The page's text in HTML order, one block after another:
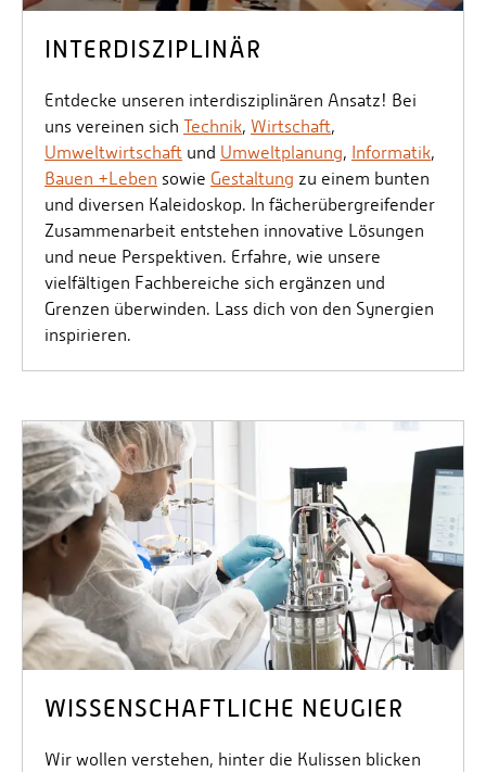
INTERDISZIPLINÄR
Entdecke unseren interdisziplinären Ansatz! Bei
uns vereinen sich Technik, Wirtschaft,
Umweltwirtschaft und Umweltplanung, Informatik,
Bauen +Leben sowie Gestaltung zu einem bunten
und diversen Kaleidoskop. In fächerübergreifender
Zusammenarbeit entstehen innovative Lösungen
und neue Perspektiven. Erfahre, wie unsere
vielfältigen Fachbereiche sich ergänzen und
Grenzen überwinden. Lass dich von den Synergien
inspirieren.
WISSENSCHAFTLICHE NEUGIER
Wir wollen verstehen, hinter die Kulissen blicken